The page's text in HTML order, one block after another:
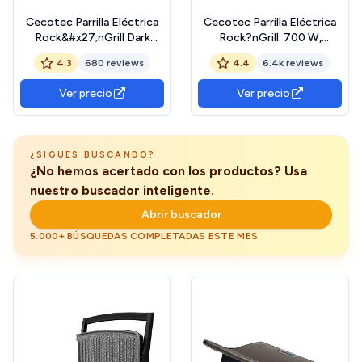
Cecotec Parrilla Eléctrica
Rock&#x27;nGrill Dark
1000. 1000 W,
Revestimiento de Piedra,
Bandeja Recogegrasas,
Placa Superior Flotante,
Superficie 25,4x17,5 cm,
4.3 680 reviews
Ver precio
Cecotec Parrilla Eléctrica
Rock?nGrill. 700 W,
Revestimiento de Piedra
RockStone, Máxima
Antiadherencia y una Mejor
Limpieza, Asa de Tacto
Frío, Superficie 23 x 14.5
4.4 6.4k reviews
Ver precio
¿SIGUES BUSCANDO?
¿No hemos acertado con los productos? Usa
nuestro buscador inteligente.
Abrir buscador
5.000+ BÚSQUEDAS COMPLETADAS ESTE MES